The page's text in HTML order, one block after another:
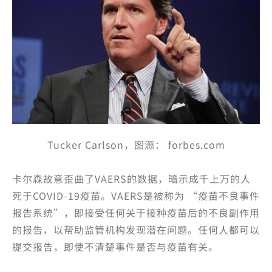
Tucker Carlson，图源： forbes.com
卡尔森故意歪曲了VAERS的数据，暗示成千上万的人
死于COVID-19疫苗。VAERS是被称为 “疫苗不良事件
报告系统”，即接受任何关于接种疫苗后的不良副作用
的报告，以帮助监管机构发现潜在问题。任何人都可以
提交报告，即使不清楚事件是否与疫苗有关。